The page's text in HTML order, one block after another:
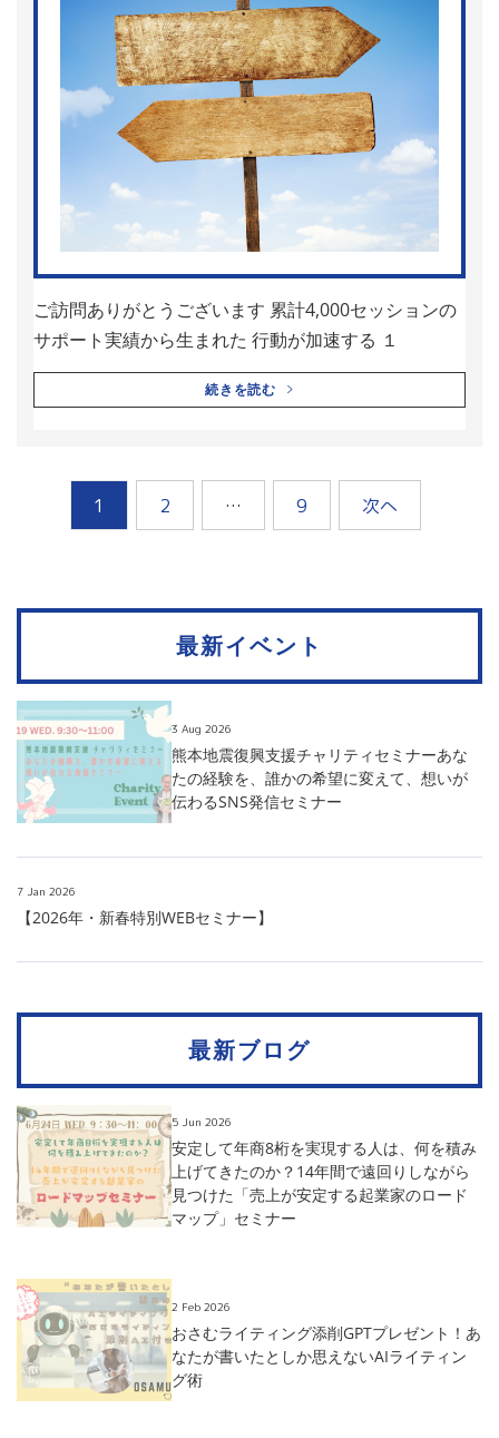
ご訪問ありがとうございます 累計4,000セッションの
サポート実績から生まれた 行動が加速する １
続きを読む
の
ー
ジ
送
り
1 2 … 9 次へ
最新イベント
3 Aug 2026
熊本地震復興支援チャリティセミナーあな
たの経験を、誰かの希望に変えて、想いが
伝わるSNS発信セミナー
7 Jan 2026
【2026年・新春特別WEBセミナー】
最新ブログ
5 Jun 2026
安定して年商8桁を実現する人は、何を積み
上げてきたのか？14年間で遠回りしながら
見つけた「売上が安定する起業家のロード
マップ」セミナー
2 Feb 2026
おさむライティング添削GPTプレゼント！あ
なたが書いたとしか思えないAIライティン
グ術